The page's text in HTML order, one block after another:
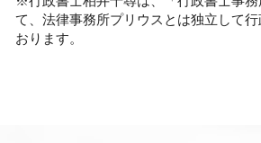
て、法律事務所プリウスとは独立して
おります。